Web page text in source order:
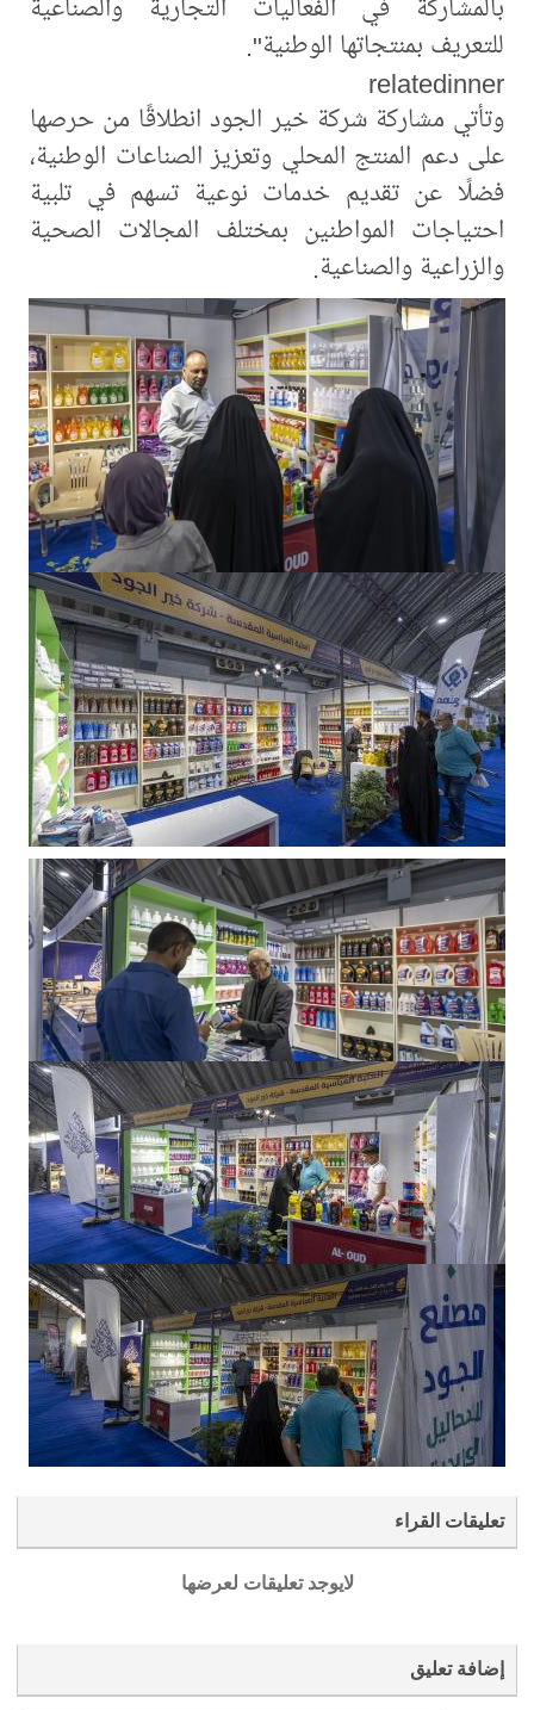
بالمشاركة في الفعاليات التجارية والصناعية
للتعريف بمنتجاتها الوطنية".
relatedinner
وتأتي مشاركة شركة خير الجود انطلاقًا من حرصها
على دعم المنتج المحلي وتعزيز الصناعات الوطنية،
فضلًا عن تقديم خدمات نوعية تسهم في تلبية
احتياجات المواطنين بمختلف المجالات الصحية
والزراعية والصناعية.
تعليقات القراء
لايوجد تعليقات لعرضها
إضافة تعليق